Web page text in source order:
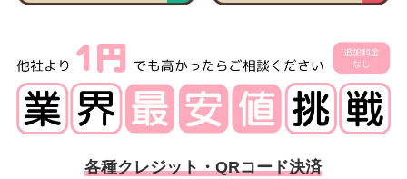
各種クレジット・QRコード決済